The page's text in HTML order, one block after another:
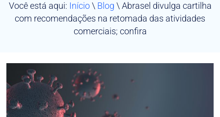
Você está aqui: Início\ Blog \ Abrasel divulga cartilha
com recomendações na retomada das atividades
comerciais; confira